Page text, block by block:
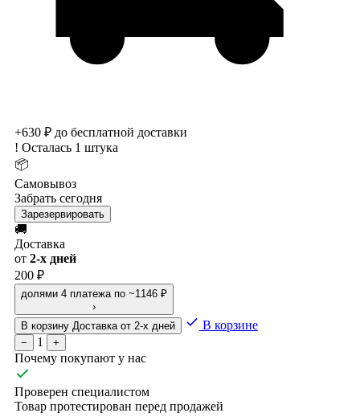
+630 ₽ до бесплатной доставки
! Осталась 1 штука
📦
Самовывоз
Забрать сегодня
Зарезервировать
🚚
Доставка
от 2-х дней
200 ₽
долями 4 платежа по ~1146 ₽
›
В корзину Доставка от 2-х дней В корзине
− 1 +
Почему покупают у нас
Проверен специалистом
Товар протестирован перед продажей